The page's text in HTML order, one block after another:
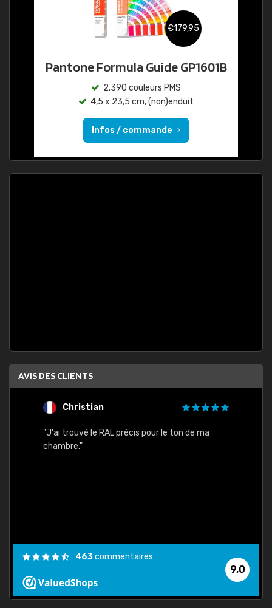
€179,95
Pantone Formula Guide GP1601B
2.390 couleurs PMS
4,5 x 23,5 cm, (non)enduit
Infos / commande
AVIS DES CLIENTS
Christian
"J'ai trouvé le RAL précis pour le ton de ma
chambre."
9,0
463commentaires